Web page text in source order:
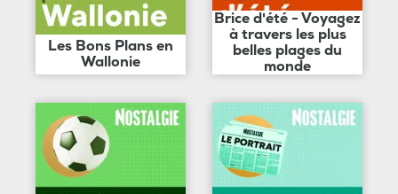
Les Bons Plans en
Wallonie
Brice d'été - Voyagez
à travers les plus
belles plages du
monde